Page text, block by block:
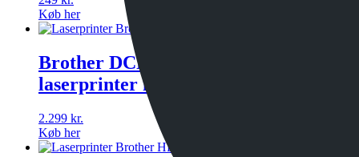
Køb her
Brother DCP-L2620DW – monokrom
laserprinter med WiFi og dupleks
2.299 kr.
Køb her